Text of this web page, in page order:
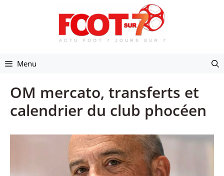
Menu
OM mercato, transferts et
calendrier du club phocéen